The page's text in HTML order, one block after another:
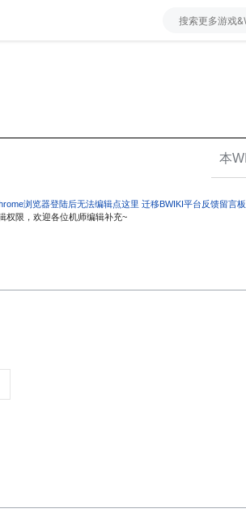
浏览器登陆后无法编辑点这里 迁移BWIKI平台反馈留言板
权限，欢迎各位机师编辑补充~